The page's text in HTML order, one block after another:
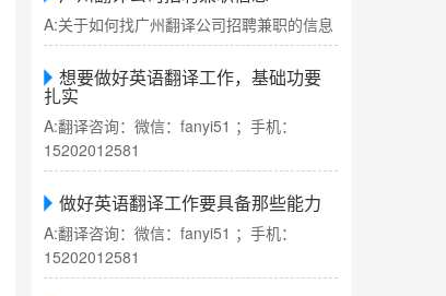
A:关于如何找广州翻译公司招聘兼职的信息
想要做好英语翻译工作，基础功要
扎实
A:翻译咨询：微信：fanyi51 ；手机：
15202012581
做好英语翻译工作要具备那些能力
A:翻译咨询：微信：fanyi51 ；手机：
15202012581